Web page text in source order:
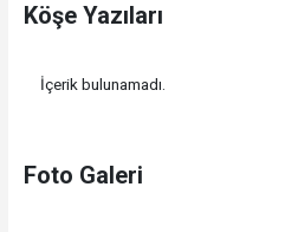
Köşe Yazıları
İçerik bulunamadı.
Foto Galeri